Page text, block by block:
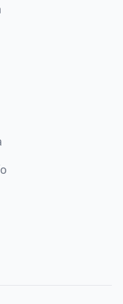
con fines analíticos y
pulsando el